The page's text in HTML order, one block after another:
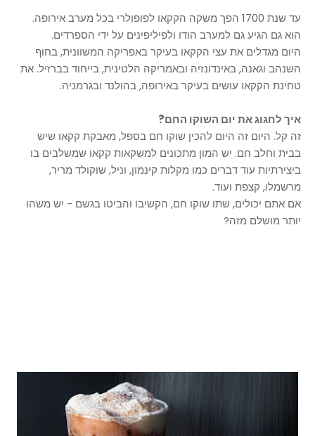
עד שנת 1700 הפך משקה הקקאו לפופולרי בכל מערב אירופה.
הוא גם הגיע גם למערב הודו ולפיליפינים על ידי הספרדים.
היום מגדלים את עצי הקקאו בעיקר באפריקה המשוונית, בחוף
השנהב וגאנה, באינדונזיה ובאמריקה הלטינית, בייחוד בברזיל. את
טחינת הקקאו עושים בעיקר באירופה, בהולנד ובגרמניה.
איך לחגוג את יום השוקו החם?
זה קל. היום זה היום להכין שוקו חם בספל, מאבקת קקאו שיש
בבית וחלב חם. יש המון מתכונים למשקאות קקאו שמשלבים בו
ביצירתיות עוד דברים כמו מקלות קינמון, וניל, שוקולד מריר,
מרשמלו, קצפת ועוד.
אם אתם יכולים, שתו שוקו חם, הקשיבו והביטו בגשם - יש משהו
יותר מושלם מזה?